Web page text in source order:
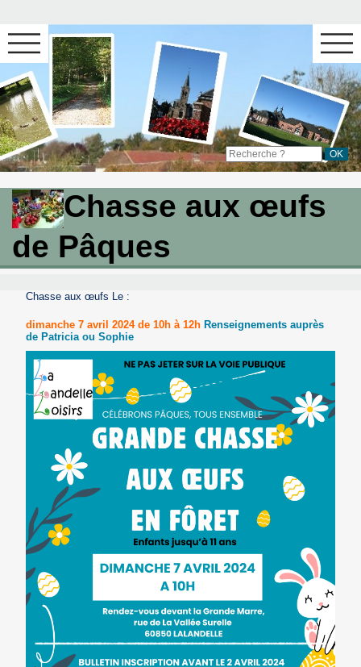
Chasse aux œufs
de Pâques
Chasse aux œufs Le :
dimanche 7 avril 2024 de 10h à 12hRenseignements auprès
de Patricia ou Sophie